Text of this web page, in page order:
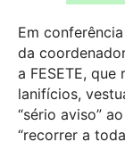
Em
da
a FESETE,
lanifícios,
“sério aviso”
“recorrer a